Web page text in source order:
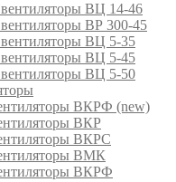
ВЦ 14-46
ВР 300-45
ВЦ 5-35
ВЦ 5-45
ВЦ 5-50
ВКРФ (new)
ВКР
ВКРС
ВМК
ВКРФ